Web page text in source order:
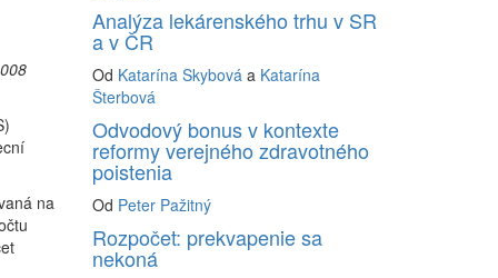
na
Analýza lekárenského trhu v SR
a v ČR
Od Katarína Skybová a Katarína
Šterbová
Odvodový bonus v kontexte
reformy verejného zdravotného
poistenia
Od Peter Pažitný
Rozpočet: prekvapenie sa
nekoná